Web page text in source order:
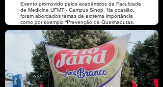
Evento promovido pelos acadêmicos da Faculdade
de Medicina UFMT - Campus Sinop. Na ocasião,
foram abordados temas de extrema importância
como por exemplo “Prevenção de Queimaduras,
cutâneos e curativos em Pacientes Queimados “.
Na foto ao lado do cirurgião plástico Dr. Assad
Nain, Dr. Lauro M. Ribeiro representando a
CICATRIOXI, uma vez que, a Oxigenoterapia
Hiperbárica, é um tratamento adjuvante de grande
importância como auxiliar para a cicatrização
tecidual, no combate de infecções bacterianas
muitas vezes associada e na regressão do
processo inflamatório como um todo.